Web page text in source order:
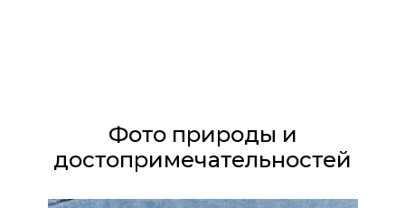
Фото природы и
достопримечательностей